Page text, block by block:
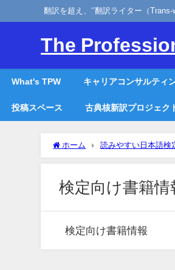
翻訳を超え、‘’翻訳ライター（
The
What's TPW キャリアコンサルティ
投稿スペース 古典核新訳プロジェク
ホーム 読みやすい日本語検
検定向け書籍情
検定向け書籍情報